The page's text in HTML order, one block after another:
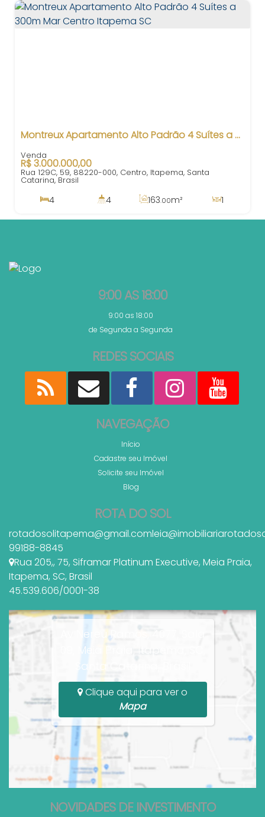
Montreux Apartamento Alto Padrão 4 Suítes a 300m Mar Centro Itapema SC
R$3.000.000,00
Rua 129C, 59, 88220-000, Centro, Itapema, Santa
Catarina, Brasil
4 4 163.00m²
1
163
m²
9:00 AS 18:00
9:00 as 18:00
de Segunda a Segunda
REDES SOCIAIS
NAVEGAÇÃO
Início
Cadastre seu Imóvel
Solicite seu Imóvel
Blog
ROTA DO SOL
rotadosolitapema@gmail.com
99188-8845
Rua 205,, 75, Siframar Platinum Executive, Meia Praia,
Itapema, SC, Brasil
45.539.606/0001-38
Av Nereu Ramos, 4077, Sala
09, Meia Praia, Itapema, SC,
Santa Catarina, Brasil
Clique aqui para ver o
Mapa
NOVIDADES DE INVESTIMENTO